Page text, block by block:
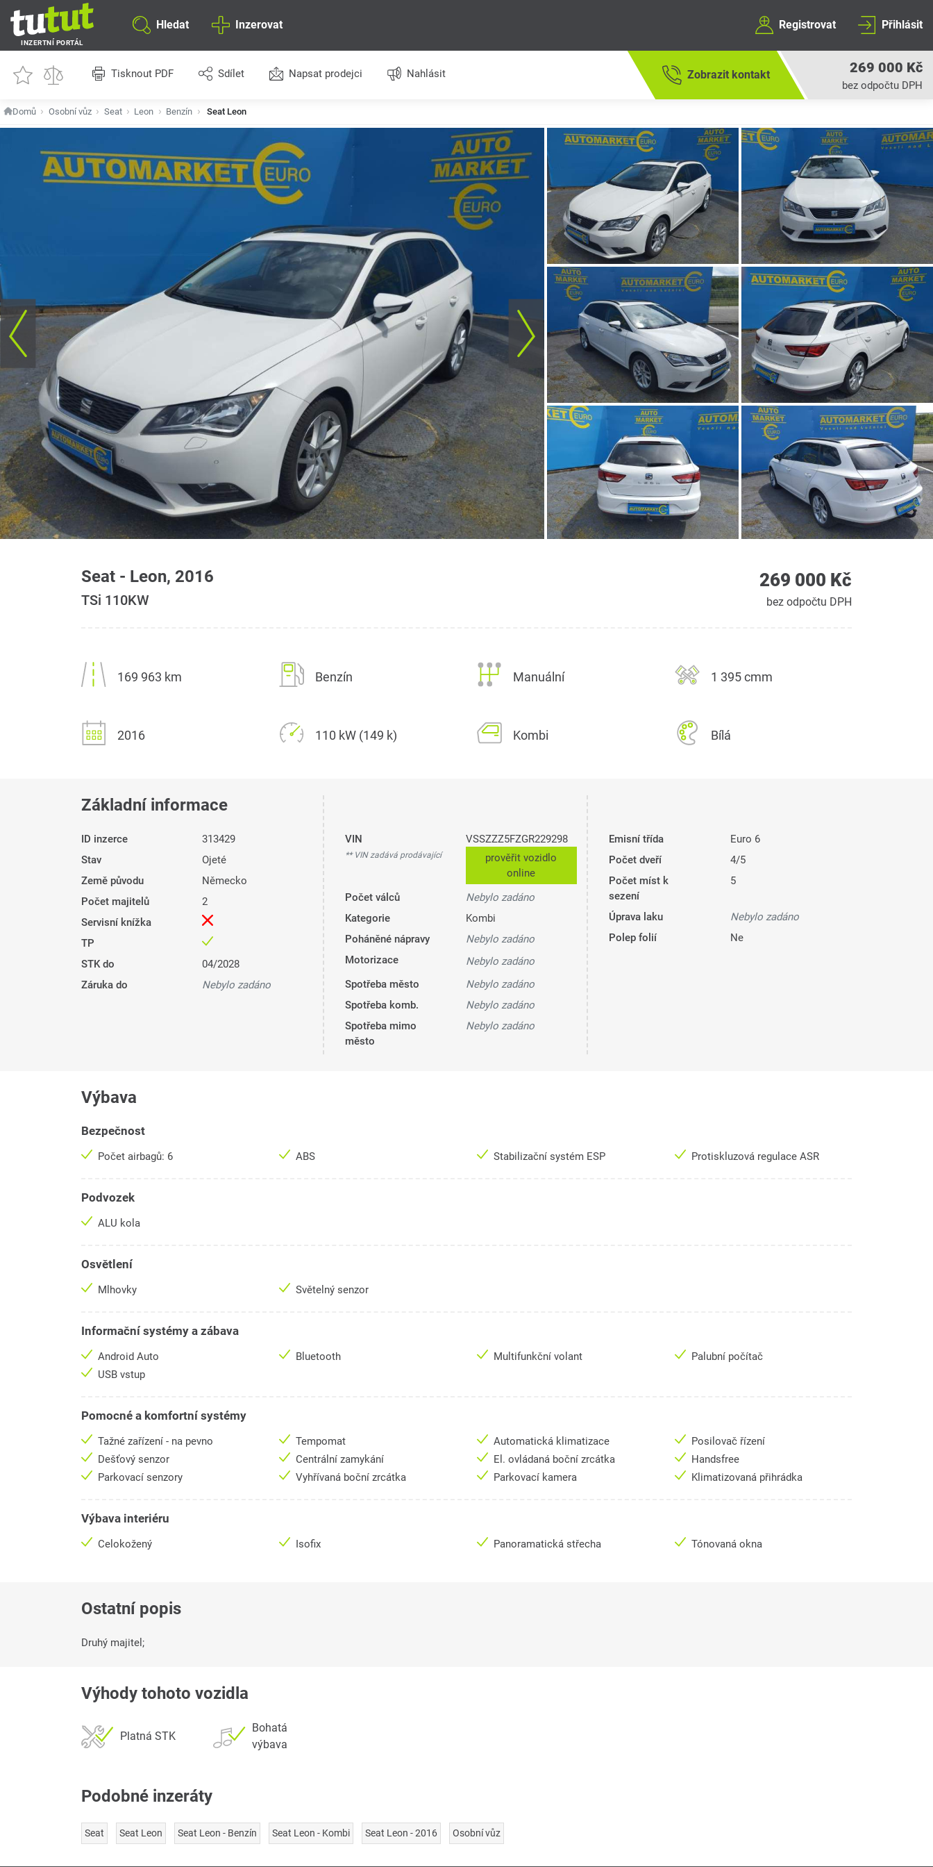
INZERTNÍ PORTÁL
Hledat Inzerovat Registrovat Přihlásit
Tisknout PDF Sdílet Napsat prodejci Nahlásit 269 000 Kč
bez odpočtu DPH
Zobrazit kontakt
Domů Osobní vůz Seat Leon Benzín Seat Leon
Seat - Leon, 2016
TSi 110KW
269 000 Kč
bez odpočtu DPH
169 963 km Benzín Manuální 1 395 cmm
2016 110 kW (149 k) Kombi Bílá
Základní informace
ID inzerce
313429
Stav
Ojeté
Země původu
Německo
Počet majitelů
2
Servisní knížka
TP
STK do
04/2028
Záruka do
Nebylo zadáno
VIN
** VIN zadává prodávající
VSSZZZ5FZGR229298
prověřit vozidlo
online
Počet válců
Nebylo zadáno
Kategorie
Kombi
Poháněné nápravy
Nebylo zadáno
Motorizace
Nebylo zadáno
Spotřeba město
Nebylo zadáno
Spotřeba komb.
Nebylo zadáno
Spotřeba mimo
město
Nebylo zadáno
Emisní třída
Euro 6
Počet dveří
4/5
Počet míst k
sezení
5
Úprava laku
Nebylo zadáno
Polep folií
Ne
Výbava
Bezpečnost
Počet airbagů: 6 ABS Stabilizační systém ESP Protiskluzová regulace ASR
Podvozek
ALU kola
Osvětlení
Mlhovky Světelný senzor
Informační systémy a zábava
Android Auto Bluetooth Multifunkční volant
Palubní počítač
USB vstup
Pomocné a komfortní systémy
Tažné zařízení - na pevno Tempomat Automatická klimatizace
Posilovač řízení
Dešťový senzor
Centrální zamykání El. ovládaná boční zrcátka
Handsfree
Parkovací senzory
Vyhřívaná boční zrcátka Parkovací kamera Klimatizovaná přihrádka
Výbava interiéru
Celokožený Isofix Panoramatická střecha Tónovaná okna
Ostatní popis
Druhý majitel;
Výhody tohoto vozidla
Platná STK
Bohatá
výbava
Podobné inzeráty
Seat Seat Leon Seat Leon - Benzín Seat Leon - Kombi Seat Leon - 2016 Osobní vůz